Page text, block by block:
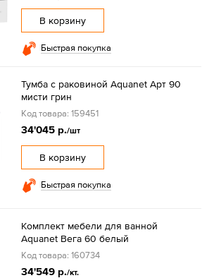
В корзину
Быстрая покупка
Тумба с раковиной Aquanet Арт 90
мисти грин
Код товара: 159451
34'045 р./шт
В корзину
Быстрая покупка
Комплект мебели для ванной
Aquanet Вега 60 белый
Код товара: 160734
34'549 р./кт.